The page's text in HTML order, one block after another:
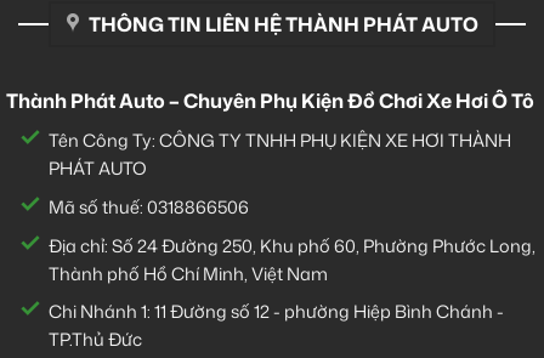
THÔNG TIN LIÊN HỆ THÀNH PHÁT AUTO
Thành Phát Auto – Chuyên Phụ Kiện Đồ Chơi Xe Hơi Ô Tô
Tên Công Ty: CÔNG TY TNHH PHỤ KIỆN XE HƠI THÀNH
PHÁT AUTO
Mã số thuế: 0318866506
Địa chỉ: Số 24 Đường 250, Khu phố 60, Phường Phước Long,
Thành phố Hồ Chí Minh, Việt Nam
Chi Nhánh 1:11 Đường số 12 - phường Hiệp Bình Chánh -
TP.Thủ Đức